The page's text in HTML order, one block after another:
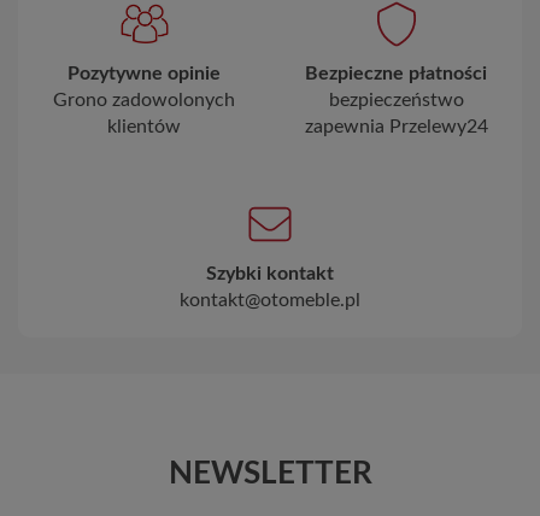
Pozytywne opinie
Grono zadowolonych
klientów
Bezpieczne płatności
bezpieczeństwo
zapewnia Przelewy24
Szybki kontakt
kontakt@otomeble.pl
NEWSLETTER